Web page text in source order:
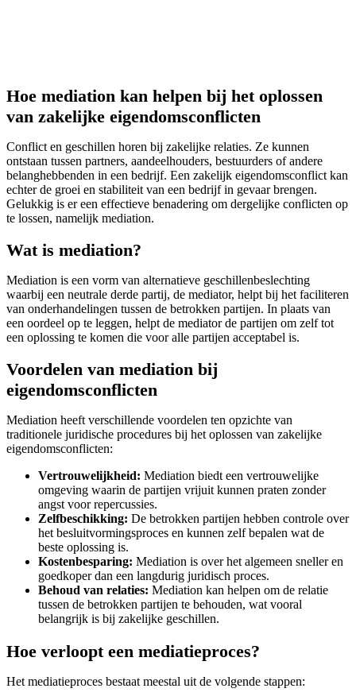
Hoe mediation kan helpen bij het oplossen
van zakelijke eigendomsconflicten
Conflict en geschillen horen bij zakelijke relaties. Ze kunnen
ontstaan tussen partners, aandeelhouders, bestuurders of andere
belanghebbenden in een bedrijf. Een zakelijk eigendomsconflict kan
echter de groei en stabiliteit van een bedrijf in gevaar brengen.
Gelukkig is er een effectieve benadering om dergelijke conflicten op
te lossen, namelijk mediation.
Wat is mediation?
Mediation is een vorm van alternatieve geschillenbeslechting
waarbij een neutrale derde partij, de mediator, helpt bij het faciliteren
van onderhandelingen tussen de betrokken partijen. In plaats van
een oordeel op te leggen, helpt de mediator de partijen om zelf tot
een oplossing te komen die voor alle partijen acceptabel is.
Voordelen van mediation bij
eigendomsconflicten
Mediation heeft verschillende voordelen ten opzichte van
traditionele juridische procedures bij het oplossen van zakelijke
eigendomsconflicten:
Vertrouwelijkheid: Mediation biedt een vertrouwelijke
omgeving waarin de partijen vrijuit kunnen praten zonder
angst voor repercussies.
Zelfbeschikking: De betrokken partijen hebben controle over
het besluitvormingsproces en kunnen zelf bepalen wat de
beste oplossing is.
Kostenbesparing: Mediation is over het algemeen sneller en
goedkoper dan een langdurig juridisch proces.
Behoud van relaties: Mediation kan helpen om de relatie
tussen de betrokken partijen te behouden, wat vooral
belangrijk is bij zakelijke geschillen.
Hoe verloopt een mediatieproces?
Het mediatieproces bestaat meestal uit de volgende stappen: